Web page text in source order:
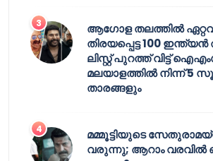
ആഗോള തലത്തിൽ
തിരയപ്പെട്ട 100
ലിസ്റ്റ് പുറത്ത് വിട്ട്
മലയാളത്തിൽ നിന്ന് 5
താരങ്ങളും
മമ്മൂട്ടിയുടെ
വരുന്നു; ആറാം വരവിൽ